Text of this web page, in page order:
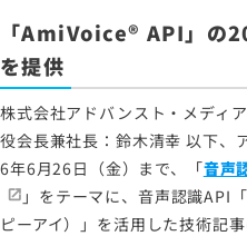
情報セキュリティポリシー
労働者派遣事業に関わる情報
メールマガジン
「AmiVoice® API」の
を提供
株式会社アドバンスト・メディ
役会長兼社長：鈴木清幸 以下、
6年6月26日（金）まで、「音声
」をテーマに、音声認識API
ピーアイ）」を活用した技術記